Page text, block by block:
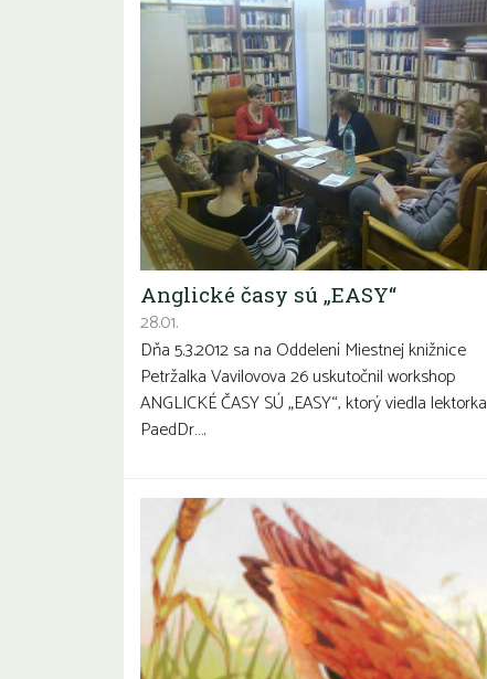
Anglické časy sú „EASY“
28.01.
Dňa 5.3.2012 sa na Oddelení Miestnej knižnice
Petržalka Vavilovova 26 uskutočnil workshop
ANGLICKÉ ČASY SÚ „EASY“, ktorý viedla lektorka
PaedDr….